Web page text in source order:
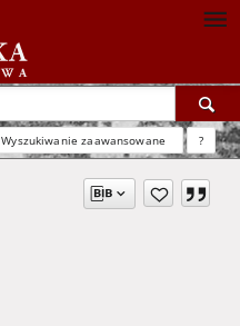
Wyszukiwanie zaawansowane ?